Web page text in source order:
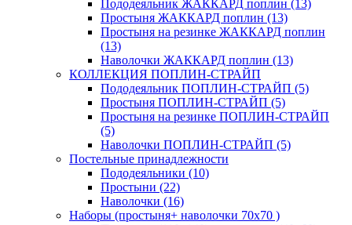
Пододеяльник ЖАККАРД поплин (13)
Простыня ЖАККАРД поплин (13)
Простыня на резинке ЖАККАРД поплин
(13)
Наволочки ЖАККАРД поплин (13)
КОЛЛЕКЦИЯ ПОПЛИН-СТРАЙП
Пододеяльник ПОПЛИН-СТРАЙП (5)
Простыня ПОПЛИН-СТРАЙП (5)
Простыня на резинке ПОПЛИН-СТРАЙП
(5)
Наволочки ПОПЛИН-СТРАЙП (5)
Постельные принадлежности
Пододеяльники (10)
Простыни (22)
Наволочки (16)
Наборы (простыня+ наволочки 70х70 )